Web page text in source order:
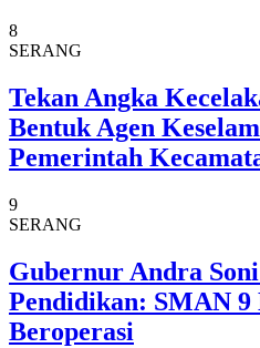
8
SERANG
Tekan Angka
Bentuk Agen
Pemerintah
9
SERANG
Gubernur Andra
Pendidikan: SMAN 9
Beroperasi